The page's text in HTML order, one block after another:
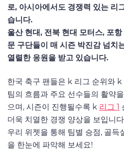
로, 아시아에서도 경쟁력 있는 리
습니다.
울산 현대, 전북 현대 모터스, 포
문 구단들이 매 시즌 박진감 넘치
열렬한 응원을 받고 있습니다.
한국 축구 팬들은 k 리그 순위와
팀의 흐름과 주요 선수들의 활약
으며, 시즌이 진행될수록 k 리그 1
더욱 치열한 경쟁 양상을 보입니
우리 위젯을 통해 팀별 승점, 골득
을 한눈에 파악해 보세요!